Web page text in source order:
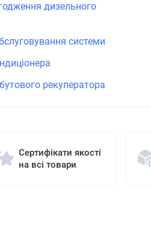
дизельного
системи
рекуператора
Сертифікати якості
на всі товари